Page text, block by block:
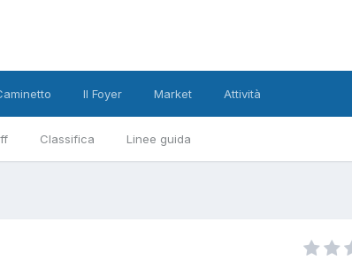
Classifica Linee guida
Il Foyer Market Attività